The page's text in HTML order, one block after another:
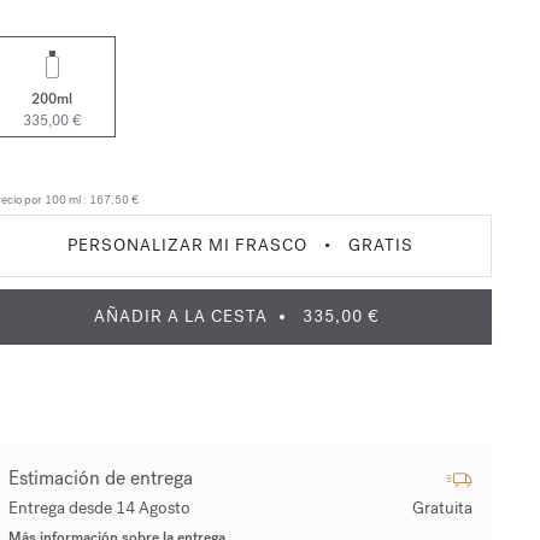
200ml
335,00 €
por 100 ml : 167,50 €
PERSONALIZAR MI FRASCO • GRATIS
AÑADIR A LA CESTA 335,00 €
Estimación de entrega
Entrega desde 14 Agosto Gratuita